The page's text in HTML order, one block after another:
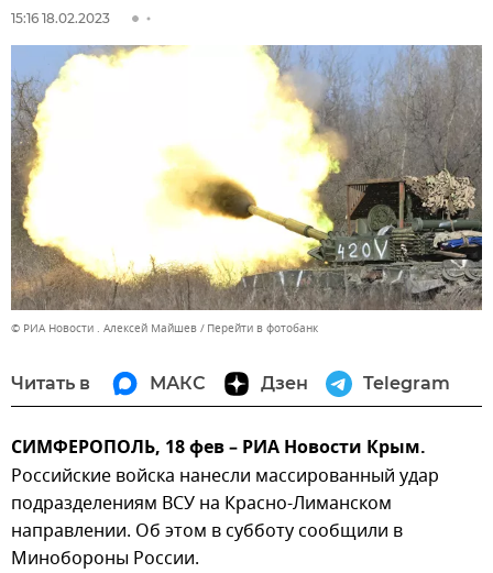
15:16 18.02.2023
© РИА Новости . Алексей Майшев Перейти в фотобанк
Читать в МАКС Дзен Telegram
СИМФЕРОПОЛЬ, 18 фев – РИА Новости Крым.
Российские войска нанесли массированный удар
подразделениям ВСУ на Красно-Лиманском
направлении. Об этом в субботу сообщили в
Минобороны России.